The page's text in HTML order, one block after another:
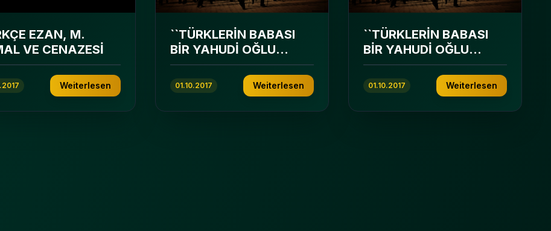
EZAN, M.
VE CENAZESİ
Weiterlesen
``TÜRKLERİN BABASI
BİR YAHUDİ OĞLU
MUYDU``
01.10.2017 Weiterlesen
``TÜRKLERİN BABASI
BİR YAHUDİ OĞLU
MUYDU``
01.10.2017 Weiterlesen